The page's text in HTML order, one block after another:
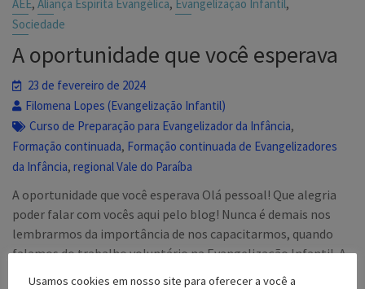
AEE,Aliança Espírita Evangélica, Evangelizaçao Infantil,
Sociedade
A oportunidade que você esperava
23 de fevereiro de 2024
Filomena Lopes (Evangelização Infantil)
Curso de Preparação para Evangelizador da Infância,
Formação continuada, Formação continuada de Evangelizadores
da Infância,regional Vale do Paraíba
A oportunidade que você esperava Olá pessoal! Que alegria
poder falar com vocês aqui pelo blog! Nunca é demais nos
lembrarmos da importância de nos capacitarmos, quando
falamos do trabalho voluntário na Evangelização Infantil. A
Evangelização Infantil é uma das frentes de
Usamos cookies em nosso site para oferecer a você a